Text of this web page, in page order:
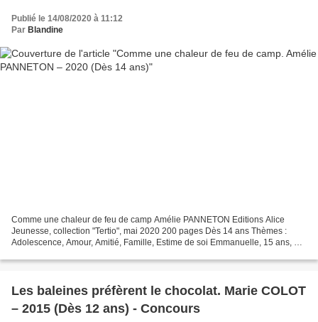
Publié le 14/08/2020 à 11:12
Par Blandine
Comme une chaleur de feu de camp Amélie PANNETON Editions Alice
Jeunesse, collection "Tertio", mai 2020 200 pages Dès 14 ans Thèmes :
Adolescence, Amour, Amitié, Famille, Estime de soi Emmanuelle, 15 ans, ne
Les baleines préfèrent le chocolat. Marie COLOT
– 2015 (Dès 12 ans) - Concours